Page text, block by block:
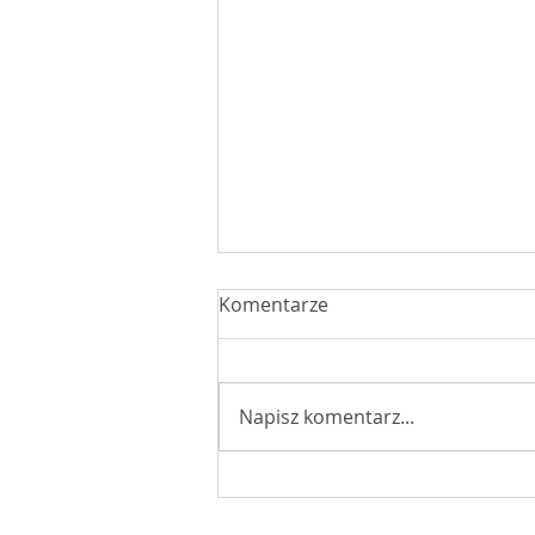
Komentarze
Napisz komentarz...